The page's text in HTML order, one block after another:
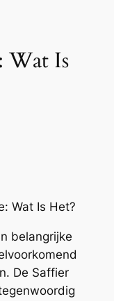
Wat Is
Wat Is Het?
belangrijke
De Saffier